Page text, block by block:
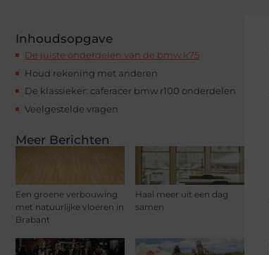
Inhoudsopgave
De juiste onderdelen van de bmw k75
Houd rekening met anderen
De klassieker: caferacer bmw r100 onderdelen
Veelgestelde vragen
Meer Berichten
Een groene verbouwing
met natuurlijke vloeren in
Brabant
Haal meer uit een dag
samen